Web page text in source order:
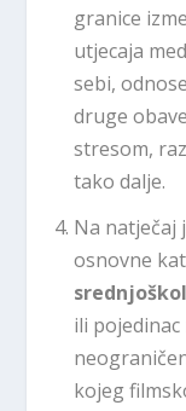
granice
utjecaja
sebi,
druge
stresom,
tako dalje.
Na natječaj
osnovne
ili
kojeg